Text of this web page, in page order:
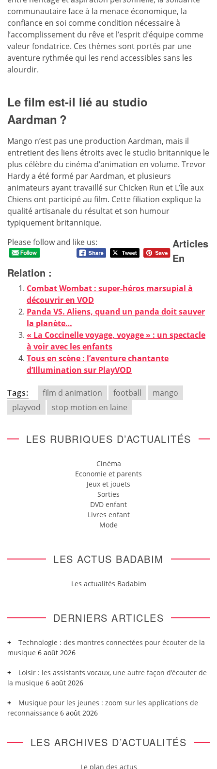
communautaire face à la menace économique, la
confiance en soi comme condition nécessaire à
l’accomplissement du rêve et l’esprit d’équipe comme
valeur fondatrice. Ces thèmes sont portés par une
aventure rythmée qui les rend accessibles sans les
alourdir.
Le film est-il lié au studio
Aardman ?
Mango n’est pas une production Aardman, mais il
entretient des liens étroits avec le studio britannique le
plus célèbre du cinéma d’animation en volume. Trevor
Hardy a été formé par Aardman, et plusieurs
animateurs ayant travaillé sur Chicken Run et L’Île aux
Chiens ont participé au film. Cette filiation explique la
qualité artisanale du résultat et son humour
typiquement britannique.
Please follow and like us:
Articles
En
Relation :
Combat Wombat : super-héros marsupial à
découvrir en VOD
Panda VS. Aliens, quand un panda doit sauver
la planète…
« La Coccinelle voyage, voyage » : un spectacle
à voir avec les enfants
Tous en scène : l’aventure chantante
d’Illumination sur PlayVOD
Tags: film d animation football
mango
playvod
stop motion en laine
LES RUBRIQUES D’ACTUALITÉS
Cinéma
Economie et parents
Jeux et jouets
Sorties
DVD enfant
Livres enfant
Mode
LES ACTUS BADABIM
Les actualités Badabim
DERNIERS ARTICLES
Technologie : des montres connectées pour écouter de la
musique 6 août 2026
Loisir : les assistants vocaux, une autre façon d’écouter de
la musique 6 août 2026
Musique pour les jeunes : zoom sur les applications de
reconnaissance 6 août 2026
LES ARCHIVES D’ACTUALITÉS
Le plan des actus